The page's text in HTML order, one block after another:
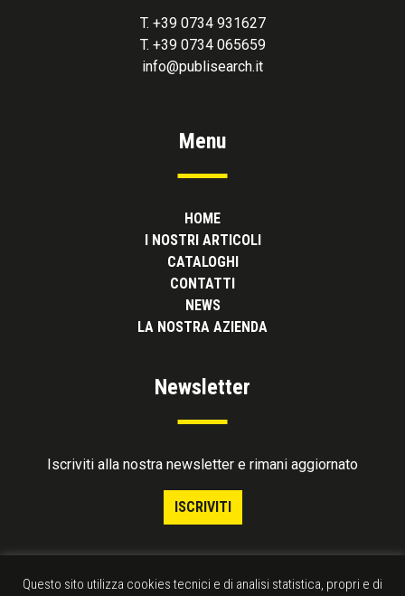
T. +39 0734 931627
T. +39 0734 065659
info@publisearch.it
Menu
HOME
I NOSTRI ARTICOLI
CATALOGHI
CONTATTI
NEWS
LA NOSTRA AZIENDA
Newsletter
Iscriviti alla nostra newsletter e rimani aggiornato
ISCRIVITI
Questo sito utilizza cookies tecnici e di analisi statistica, propri e di